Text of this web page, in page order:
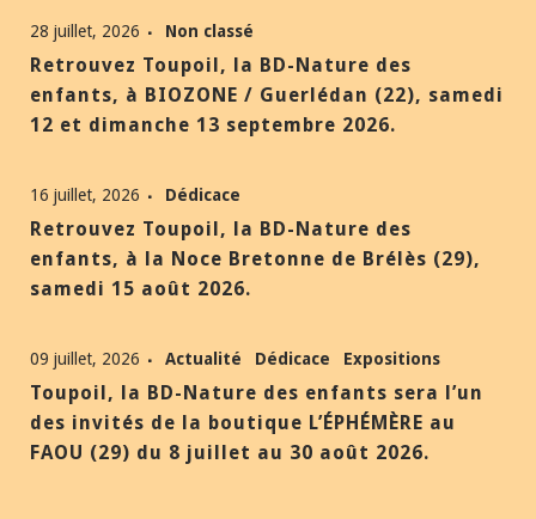
28 juillet, 2026 Non classé
Retrouvez Toupoil, la BD-Nature des
enfants, à BIOZONE / Guerlédan (22), samedi
12 et dimanche 13 septembre 2026.
16 juillet, 2026 Dédicace
Retrouvez Toupoil, la BD-Nature des
enfants, à la Noce Bretonne de Brélès (29),
samedi 15 août 2026.
09 juillet, 2026 Actualité Dédicace Expositions
Toupoil, la BD-Nature des enfants sera l’un
des invités de la boutique L’ÉPHÉMÈRE au
FAOU (29) du 8 juillet au 30 août 2026.